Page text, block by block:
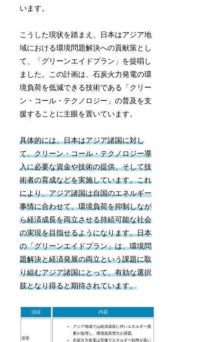
います。
こうした現状を踏まえ、日本はアジア地
域における環境問題解決への貢献策とし
て、「グリーンエイドプラン」を提唱し
ました。この計画は、石炭火力発電の環
境負荷を低減できる技術である「クリー
ン・コール・テクノロジー」の普及を支
援することに主眼を置いています。
具体的には、日本はアジア諸国に対し
て、クリーン・コール・テクノロジー導
入に必要な資金や技術の提供、そして技
術者の育成などを実施しています。これ
により、アジア諸国は自国のエネルギー
事情に合わせて、環境負荷を抑制しなが
ら経済成長を両立させる持続可能な社会
の実現を目指せるようになります。日本
の「グリーンエイドプラン」は、環境問
題解決と経済発展の両立という課題に取
り組むアジア諸国にとって、有効な選択
肢となり得ると期待されています。
項目 内容
背景
アジア地域では経済成長に伴いエネルギー需
要が急増し、環境負荷増大が課題。
石炭火力発電は安価でエネルギー効率が高い